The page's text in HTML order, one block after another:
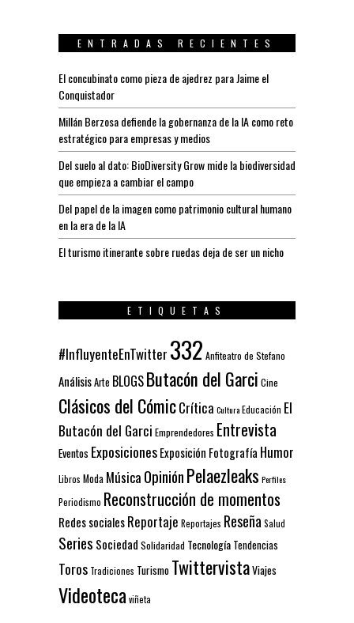
ENTRADAS RECIENTES
El concubinato como pieza de ajedrez para Jaime el
Conquistador
Millán Berzosa defiende la gobernanza de la IA como reto
estratégico para empresas y medios
Del suelo al dato: BioDiversity Grow mide la biodiversidad
que empieza a cambiar el campo
Del papel de la imagen como patrimonio cultural humano
en la era de la IA
El turismo itinerante sobre ruedas deja de ser un nicho
ETIQUETAS
#InfluyenteEnTwitter 332 Anfiteatro de Stefano
AnálisisArte BLOGSButacón del Garci Cine
Clásicos del CómicCrítica CulturaEducación El
Butacón del Garci Emprendedores Entrevista
Eventos ExposicionesExposición Fotografía Humor
Libros Moda Música OpiniónPelaezleaks Perfiles
Periodismo Reconstrucción de momentos
Redes socialesReportaje Reportajes ReseñaSalud
Series Sociedad Solidaridad Tecnología Tendencias
Toros Tradiciones Turismo TwittervistaViajes
Videotecaviñeta